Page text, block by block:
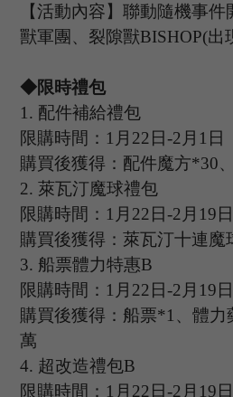
【活動內容】聯動隨機事
獸軍團、裂隙獸BISHOP(出
◆限時禮包
1. 配件補給禮包
限購時間： 1 月 22 日-2 月 1 日
購買後獲得：配件魔方*30
2. 萊瓦汀魔球禮包
限購時間： 1 月 22 日-2 月 19 日
購買後獲得：萊瓦汀十連魔
3. 船票體力特惠B
限購時間： 1 月 22 日-2 月 19 日
購買後獲得：船票*1、體力
萬
4. 超改造禮包B
限購時間： 1 月 22 日-2 月 19 日